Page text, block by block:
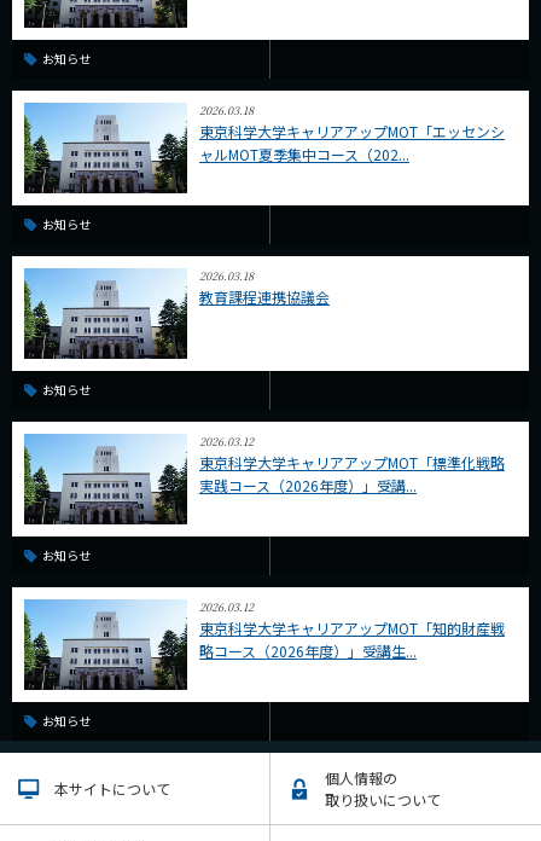
お知らせ
2026.03.18
東京科学大学キャリアアップMOT「エッセンシ
ャルMOT夏季集中コース（202...
お知らせ
2026.03.18
教育課程連携協議会
お知らせ
2026.03.12
東京科学大学キャリアアップMOT「標準化戦略
実践コース（2026年度）」受講...
お知らせ
2026.03.12
東京科学大学キャリアアップMOT「知的財産戦
略コース（2026年度）」受講生...
お知らせ
本サイトについて
個人情報の
取り扱いについて
系詳細情報
CLOSE